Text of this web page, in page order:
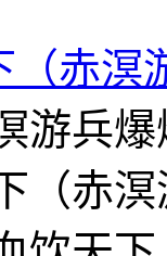
（赤溟
游兵
（赤